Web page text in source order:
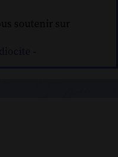
soutenir sur
-